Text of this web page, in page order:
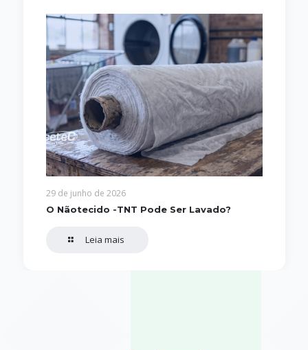
29 de junho de 2026
O Nãotecido -TNT Pode Ser Lavado?
Leia mais